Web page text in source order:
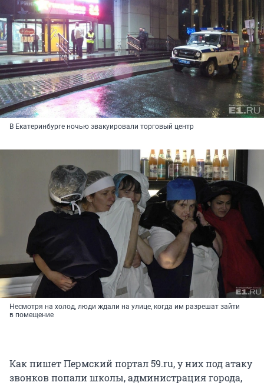
В Екатеринбурге ночью эвакуировали торговый центр
Несмотря на холод, люди ждали на улице, когда им разрешат зайти
в помещение
Как пишет Пермский портал 59.ru, у них под атаку
звонков попали школы, администрация города,